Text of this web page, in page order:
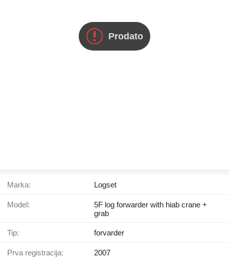
Prodato
Marka: Logset
Model:
5F log forwarder with hiab crane +
grab
Tip: forvarder
Prva registracija: 2007